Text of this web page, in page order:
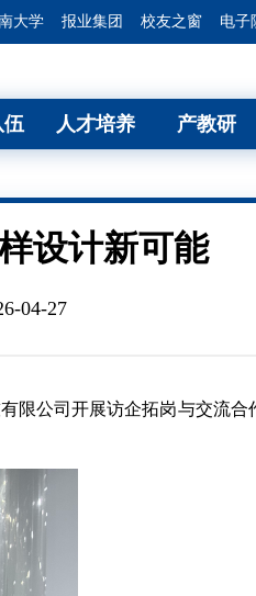
大学 报业集团 校友之窗 电子
伍 人才培养 产教研
设计新可能
04-27
限公司开展访企拓岗与交流合